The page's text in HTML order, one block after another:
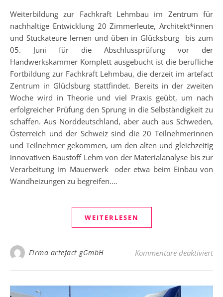
Weiterbildung zur Fachkraft Lehmbau im Zentrum für
nachhaltige Entwicklung 20 Zimmerleute, Architekt*innen
und Stuckateure lernen und üben in Glücksburg bis zum
05. Juni für die Abschlussprüfung vor der
Handwerkskammer Komplett ausgebucht ist die berufliche
Fortbildung zur Fachkraft Lehmbau, die derzeit im artefact
Zentrum in Glüclsburg stattfindet. Bereits in der zweiten
Woche wird in Theorie und viel Praxis geübt, um nach
erfolgreicher Prüfung den Sprung in die Selbständigkeit zu
schaffen. Aus Norddeutschland, aber auch aus Schweden,
Österreich und der Schweiz sind die 20 Teilnehmerinnen
und Teilnehmer gekommen, um den alten und gleichzeitig
innovativen Baustoff Lehm von der Materialanalyse bis zur
Verarbeitung im Mauerwerk oder etwa beim Einbau von
Wandheizungen zu begreifen.…
WEITERLESEN
Firma artefact gGmbH Kommentare deaktiviertfür